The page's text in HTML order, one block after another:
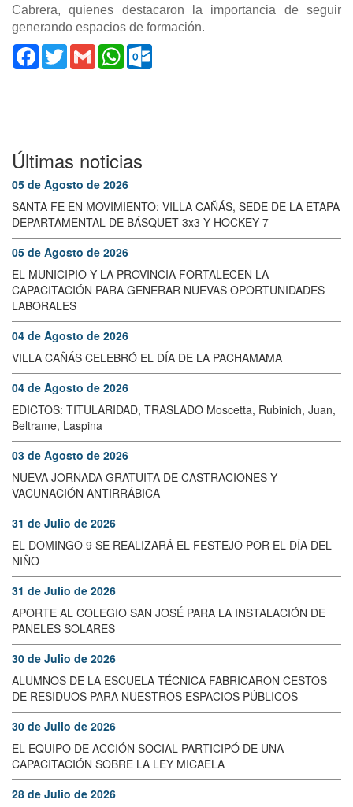
Cabrera, quienes destacaron la importancia de seguir
generando espacios de formación.
Facebook
TwitterGmail WhatsApp
Últimas noticias
05 de Agosto de 2026
SANTA FE EN MOVIMIENTO: VILLA CAÑÁS, SEDE DE LA ETAPA
DEPARTAMENTAL DE BÁSQUET 3x3 Y HOCKEY 7
05 de Agosto de 2026
EL MUNICIPIO Y LA PROVINCIA FORTALECEN LA
CAPACITACIÓN PARA GENERAR NUEVAS OPORTUNIDADES
LABORALES
04 de Agosto de 2026
VILLA CAÑÁS CELEBRÓ EL DÍA DE LA PACHAMAMA
04 de Agosto de 2026
EDICTOS: TITULARIDAD, TRASLADO Moscetta, Rubinich, Juan,
Beltrame, Laspina
03 de Agosto de 2026
NUEVA JORNADA GRATUITA DE CASTRACIONES Y
VACUNACIÓN ANTIRRÁBICA
31 de Julio de 2026
EL DOMINGO 9 SE REALIZARÁ EL FESTEJO POR EL DÍA DEL
NIÑO
31 de Julio de 2026
APORTE AL COLEGIO SAN JOSÉ PARA LA INSTALACIÓN DE
PANELES SOLARES
30 de Julio de 2026
ALUMNOS DE LA ESCUELA TÉCNICA FABRICARON CESTOS
DE RESIDUOS PARA NUESTROS ESPACIOS PÚBLICOS
30 de Julio de 2026
EL EQUIPO DE ACCIÓN SOCIAL PARTICIPÓ DE UNA
CAPACITACIÓN SOBRE LA LEY MICAELA
28 de Julio de 2026